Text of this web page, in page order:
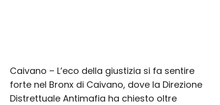
Caivano – L’eco della giustizia si fa sentire
forte nel Bronx di Caivano, dove la Direzione
Distrettuale Antimafia ha chiesto oltre